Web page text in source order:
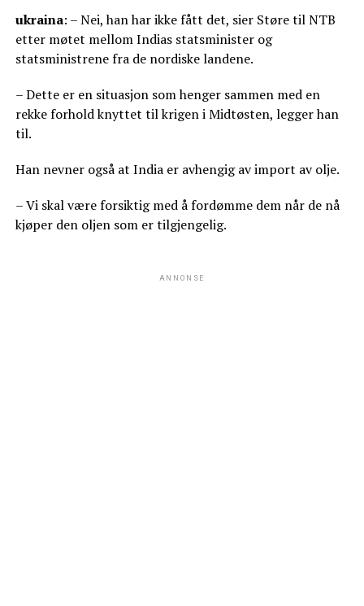
ukraina: – Nei, han har ikke fått det, sier Støre til NTB
etter møtet mellom Indias statsminister og
statsministrene fra de nordiske landene.
– Dette er en situasjon som henger sammen med en
rekke forhold knyttet til krigen i Midtøsten, legger han
til.
Han nevner også at India er avhengig av import av olje.
– Vi skal være forsiktig med å fordømme dem når de nå
kjøper den oljen som er tilgjengelig.
ANNONSE